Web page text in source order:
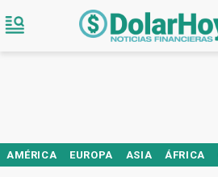
AMÉRICA EUROPA ASIA ÁFRICA